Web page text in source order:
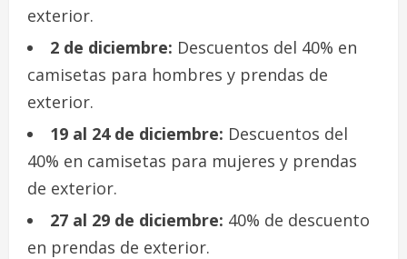
exterior.
2 de diciembre: Descuentos del 40% en
camisetas para hombres y prendas de
exterior.
19 al 24 de diciembre: Descuentos del
40% en camisetas para mujeres y prendas
de exterior.
27 al 29 de diciembre: 40% de descuento
en prendas de exterior.